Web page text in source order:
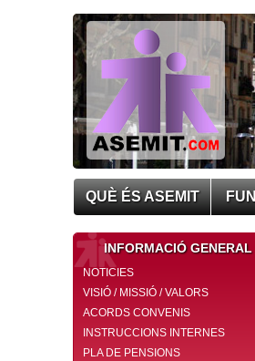
QUÈ ÉS ASEMIT
INFORMACIÓ GENERAL
NOTICIES
VISIÓ / MISSIÓ / VALORS
ACORDS CONVENIS
INSTRUCCIONS INTERNES
PLA DE PENSIONS